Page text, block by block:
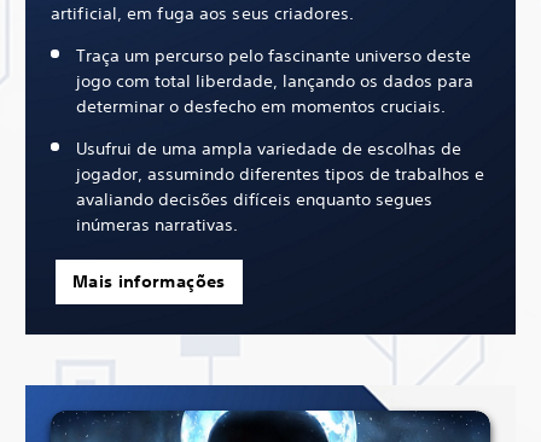
artificial, em fuga aos seus criadores.
Traça um percurso pelo fascinante universo deste
jogo com total liberdade, lançando os dados para
determinar o desfecho em momentos cruciais.
Usufrui de uma ampla variedade de escolhas de
jogador, assumindo diferentes tipos de trabalhos e
avaliando decisões difíceis enquanto segues
inúmeras narrativas.
Mais informações